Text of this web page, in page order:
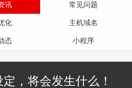
讯 常见问题
化 主机域名
态 小程序
，将会发生什么！